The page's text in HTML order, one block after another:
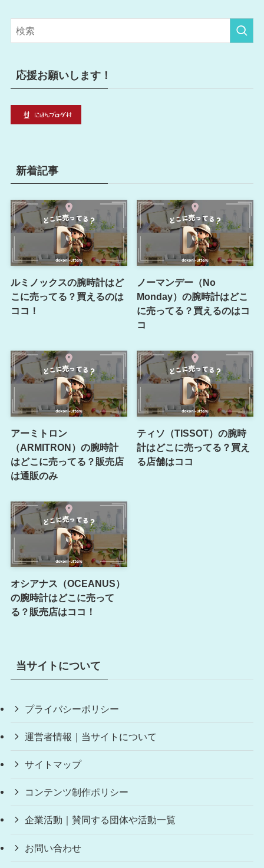
リ
ー
応援お願いします！
新着記事
ルミノックスの腕時計はど
こに売ってる？買えるのは
ココ！
ノーマンデー（No
Monday）の腕時計はどこ
に売ってる？買えるのはコ
コ
アーミトロン
（ARMITRON）の腕時計
はどこに売ってる？販売店
は通販のみ
ティソ（TISSOT）の腕時
計はどこに売ってる？買え
る店舗はココ
オシアナス（OCEANUS）
の腕時計はどこに売って
る？販売店はココ！
当サイトについて
プライバシーポリシー
運営者情報｜当サイトについて
サイトマップ
コンテンツ制作ポリシー
企業活動｜賛同する団体や活動一覧
お問い合わせ